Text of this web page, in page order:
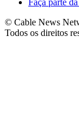
© Cable News
Todos os direitos